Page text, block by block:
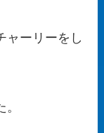
ャーリーをし